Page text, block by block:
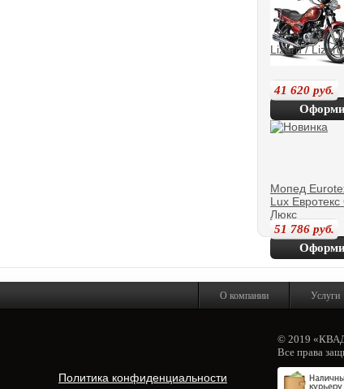
Lizard /
41 620 руб.
Мопед
Lux Евротекс
Люкс
51 786 руб.
О компании Услуги
Политика конфиденциальности
© 2019
Все права